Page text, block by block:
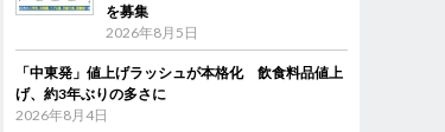
を募集
2026年8月5日
「中東発」値上げラッシュが本格化 飲食料品値上
げ、約3年ぶりの多さに
2026年8月4日